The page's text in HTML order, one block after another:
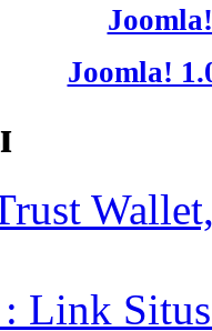
Joomla!
Situs